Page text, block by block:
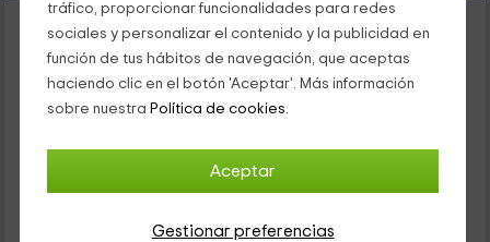
tráfico, proporcionar funcionalidades para redes
sociales y personalizar el contenido y la publicidad en
función de tus hábitos de navegación, que aceptas
haciendo clic en el botón 'Aceptar'. Más información
sobre nuestra Política de cookies.
Aceptar
Gestionar preferencias
Albergue Ubaldo Nieto del Alba
Carracedelo, León
Por habitaciones
2 habitaciones
dispone de 20 plazas. Junto a este se ubica un edificio con 8
habitaciones dobles el cual se puede alquilar por completo o